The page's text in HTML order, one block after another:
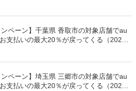
ンペーン】千葉県 香取市の対象店舗でau
支払いの最大20％が戻ってくる（2023
ンペーン】埼玉県 三郷市の対象店舗でau
支払いの最大20％が戻ってくる（2023